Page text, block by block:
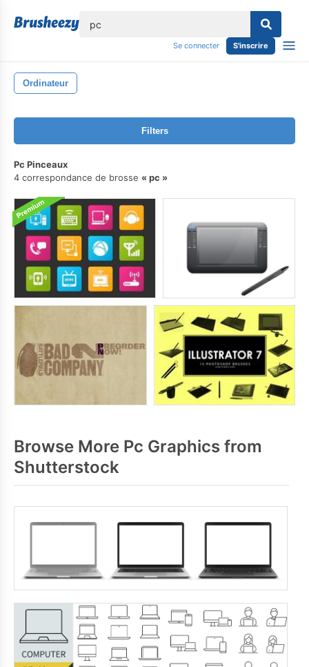
Se connecter S'inscrire
Ordinateur
Filters
Pc Pinceaux
4 correspondance de brosse
pc
Browse More Pc Graphics from
Shutterstock